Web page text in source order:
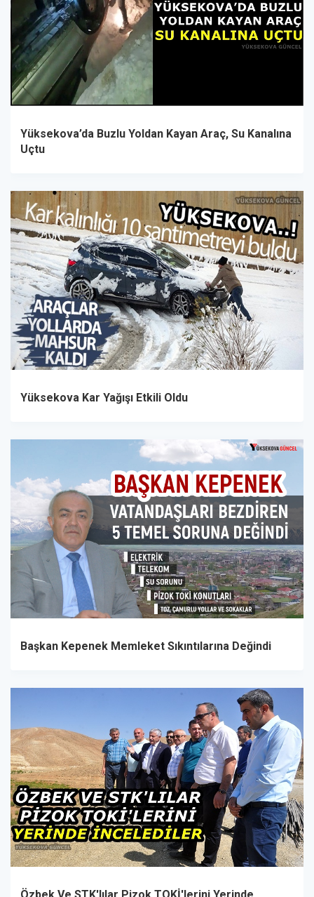
Yüksekova’da Buzlu Yoldan Kayan Araç, Su Kanalına
Uçtu
Yüksekova Kar Yağışı Etkili Oldu
Başkan Kepenek Memleket Sıkıntılarına Değindi